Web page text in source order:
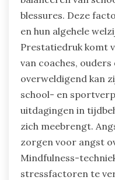
blessures. Deze
en hun algehele
Prestatiedruk komt
van coaches,
overweldigend kan
school- en
uitdagingen in
zich meebrengt.
zorgen voor angst
Mindfulness-
stressfactoren te